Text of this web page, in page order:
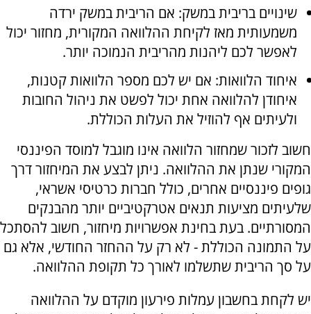
שינויים בריבית במשק: אם הריבית במשק ירדה
משמעותית מאז לקיחת ההלוואה המקורית, מחזור יכול
לאפשר לכם ליהנות מהריבית הנמוכה יותר.
איחוד הלוואות: אם יש לכם מספר הלוואות קטנות,
איחודן להלוואה אחת יכול לפשט את ניהול החובות
ולעיתים אף להוזיל את העלות הכוללת.
חשוב לזכור שמחזור הלוואה אינו מוגבל למוסד הפיננסי
המקורי שנתן את ההלוואה. ניתן לבצע את המיחזור דרך
גופים פיננסיים אחרים, כולל חברות כרטיסי אשראי,
שלעיתים מציעות תנאים אטרקטיביים יותר מהבנקים
המסורתיים. בעת בחינת אפשרויות מיחזור, חשוב להסתכל
על התמונה הכוללת - לא רק על ההחזר החודשי, אלא גם
על סך הריבית שתשלמו לאורך כל תקופת ההלוואה.
יש לקחת בחשבון עמלות פירעון מוקדם על ההלוואה